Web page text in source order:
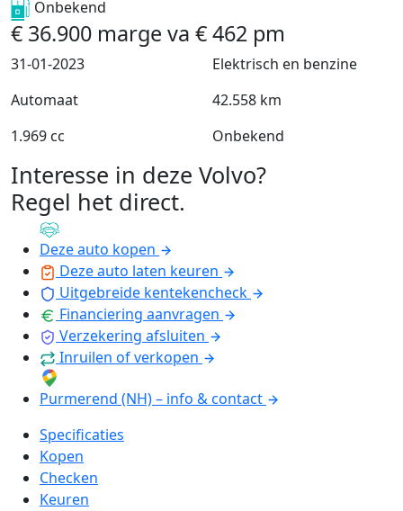
Onbekend
€ 36.900 marge va €462 pm
31-01-2023
Elektrisch en benzine
Automaat
42.558 km
1.969 cc
Onbekend
Interesse in deze Volvo?
Regel het direct.
Deze auto kopen
Deze auto laten keuren
Uitgebreide kentekencheck
Financiering aanvragen
Verzekering afsluiten
Inruilen of verkopen
Purmerend (NH) – info & contact
Specificaties
Kopen
Checken
Keuren